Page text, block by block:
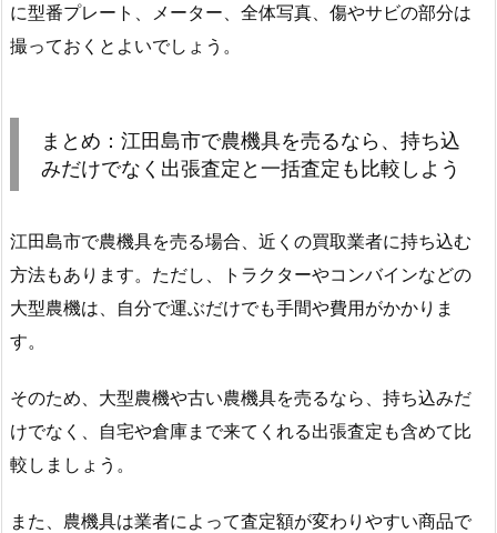
に型番プレート、メーター、全体写真、傷やサビの部分は
撮っておくとよいでしょう。
まとめ：江田島市で農機具を売るなら、持ち込
みだけでなく出張査定と一括査定も比較しよう
江田島市で農機具を売る場合、近くの買取業者に持ち込む
方法もあります。ただし、トラクターやコンバインなどの
大型農機は、自分で運ぶだけでも手間や費用がかかりま
す。
そのため、大型農機や古い農機具を売るなら、持ち込みだ
けでなく、自宅や倉庫まで来てくれる出張査定も含めて比
較しましょう。
また、農機具は業者によって査定額が変わりやすい商品で